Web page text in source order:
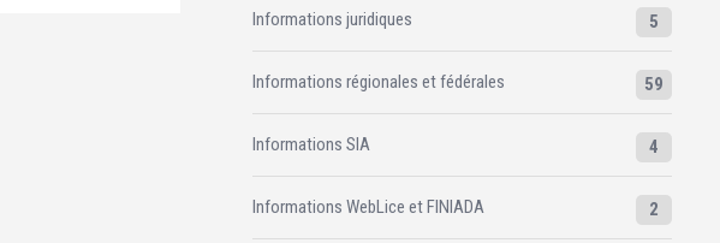
Informations juridiques 5
Informations régionales et fédérales 59
Informations SIA 4
Informations WebLice et FINIADA 2